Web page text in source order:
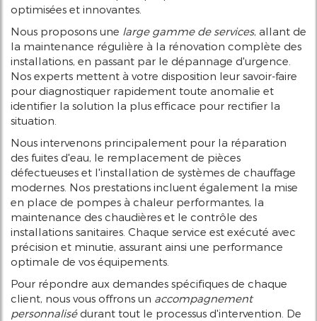
optimisées et innovantes.
Nous proposons une large gamme de services, allant de
la maintenance régulière à la rénovation complète des
installations, en passant par le dépannage d'urgence.
Nos experts mettent à votre disposition leur savoir-faire
pour diagnostiquer rapidement toute anomalie et
identifier la solution la plus efficace pour rectifier la
situation.
Nous intervenons principalement pour la réparation
des fuites d'eau, le remplacement de pièces
défectueuses et l'installation de systèmes de chauffage
modernes. Nos prestations incluent également la mise
en place de pompes à chaleur performantes, la
maintenance des chaudières et le contrôle des
installations sanitaires. Chaque service est exécuté avec
précision et minutie, assurant ainsi une performance
optimale de vos équipements.
Pour répondre aux demandes spécifiques de chaque
client, nous vous offrons un accompagnement
personnalisédurant tout le processus d'intervention. De